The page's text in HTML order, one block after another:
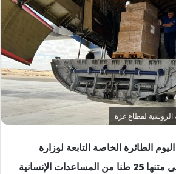
الروسية لقطاع غزة
الطائرة الخاصة التابعة لوزارة
الطوارئ الروسية و على متنها 25 طنا من المساعدات الإنسانية